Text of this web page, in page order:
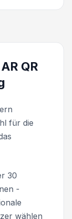
QR
für die
30
-
wählen